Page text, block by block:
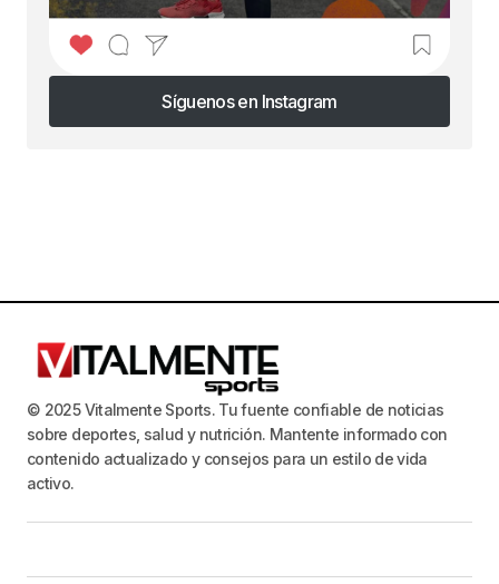
Síguenos en Instagram
Síguenos en Instagram
© 2025 Vitalmente Sports. Tu fuente confiable de noticias
sobre deportes, salud y nutrición. Mantente informado con
contenido actualizado y consejos para un estilo de vida
activo.